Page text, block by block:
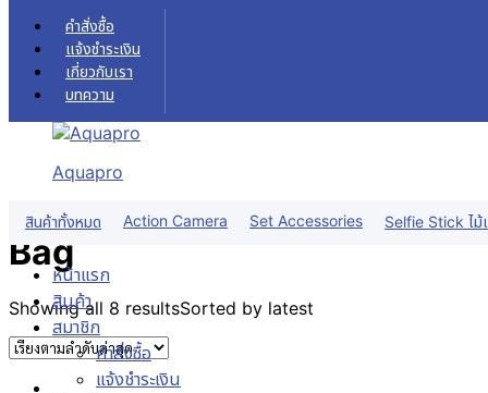
Skip to content
คำสั่งซื้อ
แจ้งชำระเงิน
เกี่ยวกับเรา
บทความ
Aquapro
สินค้าทั้งหมด Action Camera Set Accessories Selfie Stick ไม้
หน้าแรก
สินค้า
สมาชิก
คำสั่งซื้อ
แจ้งชำระเงิน
หน้าแรก สินค้า Bag
Bag
Showing all 8 resultsSorted by latest